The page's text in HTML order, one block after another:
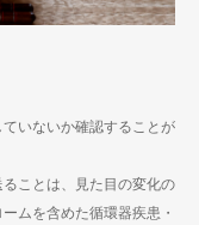
いないか確認することが
ことは、見た目の変化の
ムを含めた循環器疾患・